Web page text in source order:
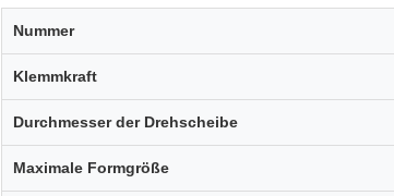
Nummer
Klemmkraft
Durchmesser der Drehscheibe
Maximale Formgröße